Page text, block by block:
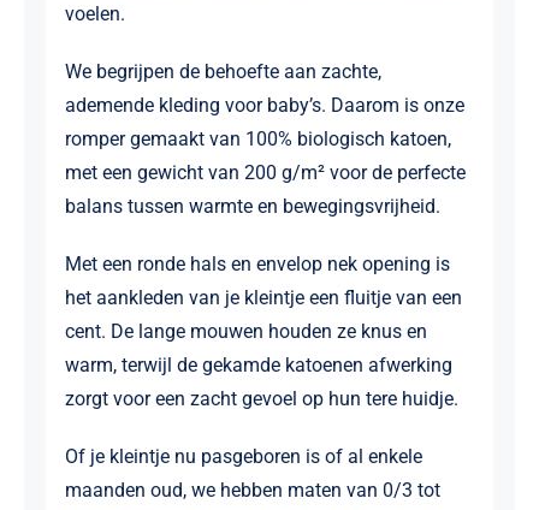
voelen.
We begrijpen de behoefte aan zachte,
ademende kleding voor baby’s. Daarom is onze
romper gemaakt van 100% biologisch katoen,
met een gewicht van 200 g/m² voor de perfecte
balans tussen warmte en bewegingsvrijheid.
Met een ronde hals en envelop nek opening is
het aankleden van je kleintje een fluitje van een
cent. De lange mouwen houden ze knus en
warm, terwijl de gekamde katoenen afwerking
zorgt voor een zacht gevoel op hun tere huidje.
Of je kleintje nu pasgeboren is of al enkele
maanden oud, we hebben maten van 0/3 tot